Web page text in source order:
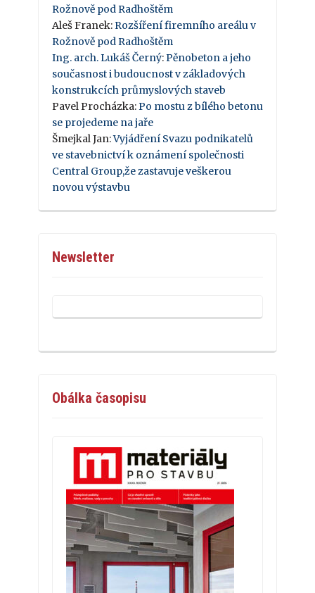
Rožnově pod Radhoštěm
Aleš Franek: Rozšíření firemního areálu v
Rožnově pod Radhoštěm
Ing. arch. Lukáš Černý: Pěnobeton a jeho
současnost i budoucnost v základových
konstrukcích průmyslových staveb
Pavel Procházka: Po mostu z bílého betonu
se projedeme na jaře
Šmejkal Jan:Vyjádření Svazu podnikatelů
ve stavebnictví k oznámení společnosti
Central Group,že zastavuje veškerou
novou výstavbu
Newsletter
Obálka časopisu